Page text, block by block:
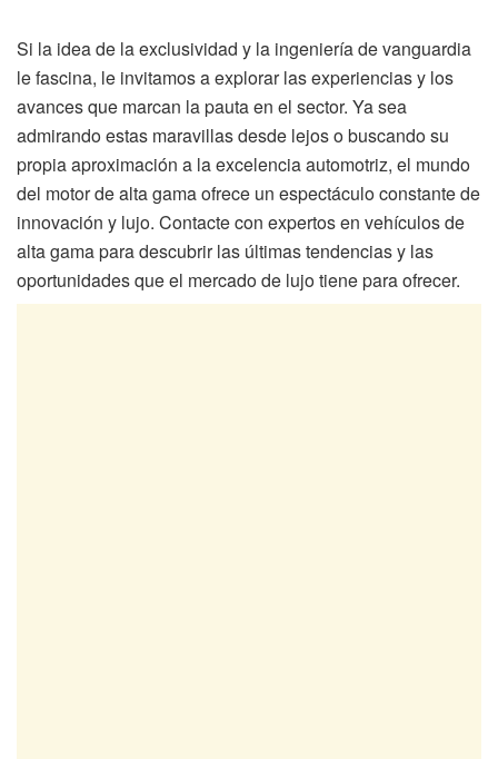
Si la idea de la exclusividad y la ingeniería de vanguardia
le fascina, le invitamos a explorar las experiencias y los
avances que marcan la pauta en el sector. Ya sea
admirando estas maravillas desde lejos o buscando su
propia aproximación a la excelencia automotriz, el mundo
del motor de alta gama ofrece un espectáculo constante de
innovación y lujo. Contacte con expertos en vehículos de
alta gama para descubrir las últimas tendencias y las
oportunidades que el mercado de lujo tiene para ofrecer.